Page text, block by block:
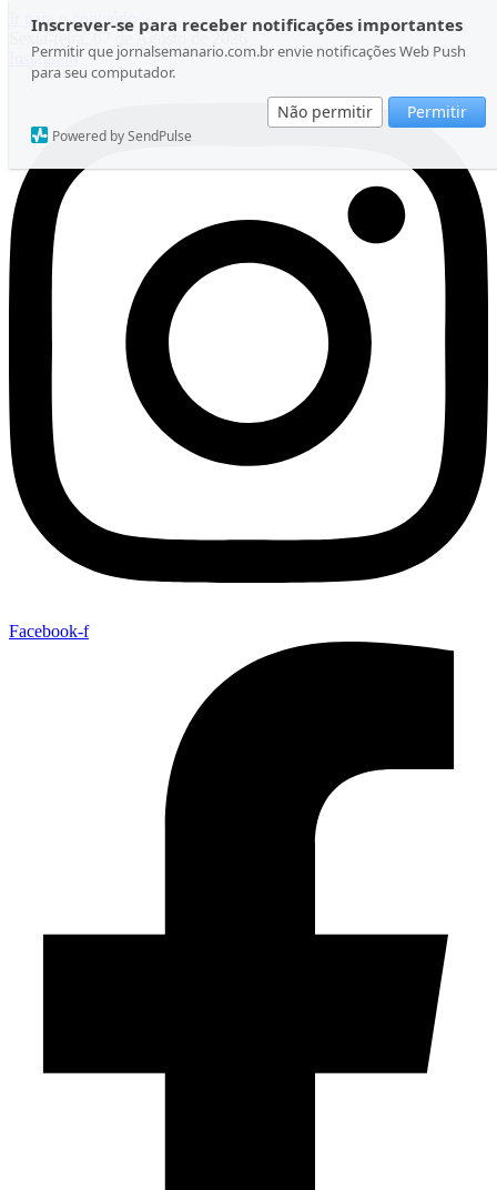
Inscrever-se para receber notificações importantes
Permitir que jornalsemanario.com.br envie notificações Web Push
para seu computador.
Não permitir Permitir
Powered by SendPulse
Ir para o conteúdo
Sexta-feira, 07 de Agosto de 2026
Instagram
Facebook-f